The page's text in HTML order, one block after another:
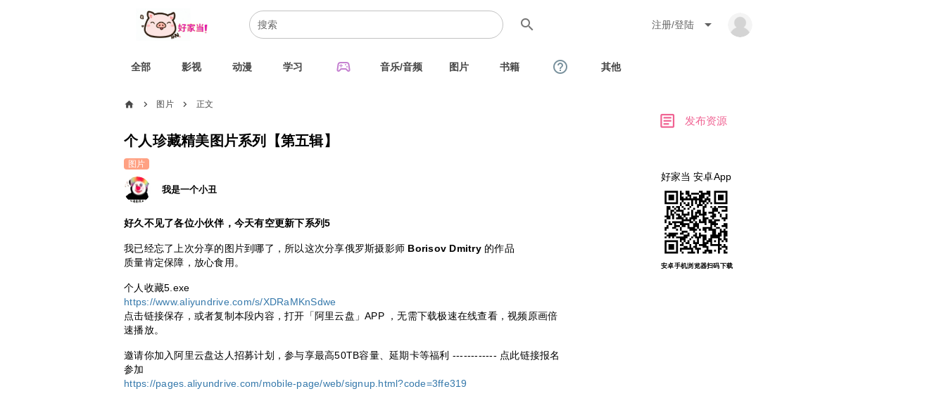
search 注册/登陆 arrow_drop_down
全部 影视 动漫 学习 sports_esports 音乐/音频 图片 书籍 help_outline 其他
home chevron_right 图片 chevron_right 正文
个人珍藏精美图片系列【第五辑】
图片
我是一个小丑
好久不见了各位小伙伴，今天有空更新下系列5
我已经忘了上次分享的图片到哪了，所以这次分享俄罗斯摄影师 Borisov Dmitry 的作品
质量肯定保障，放心食用。
个人收藏5.exe
https://www.aliyundrive.com/s/XDRaMKnSdwe
点击链接保存，或者复制本段内容，打开「阿里云盘」APP ，无需下载极速在线查看，视频原画倍
速播放。
邀请你加入阿里云盘达人招募计划，参与享最高50TB容量、延期卡等福利 ------------ 点此链接报名
参加
https://pages.aliyundrive.com/mobile-page/web/signup.html?code=3ffe319
article 发布资源
好家当 安卓App
安卓手机浏览器扫码下载